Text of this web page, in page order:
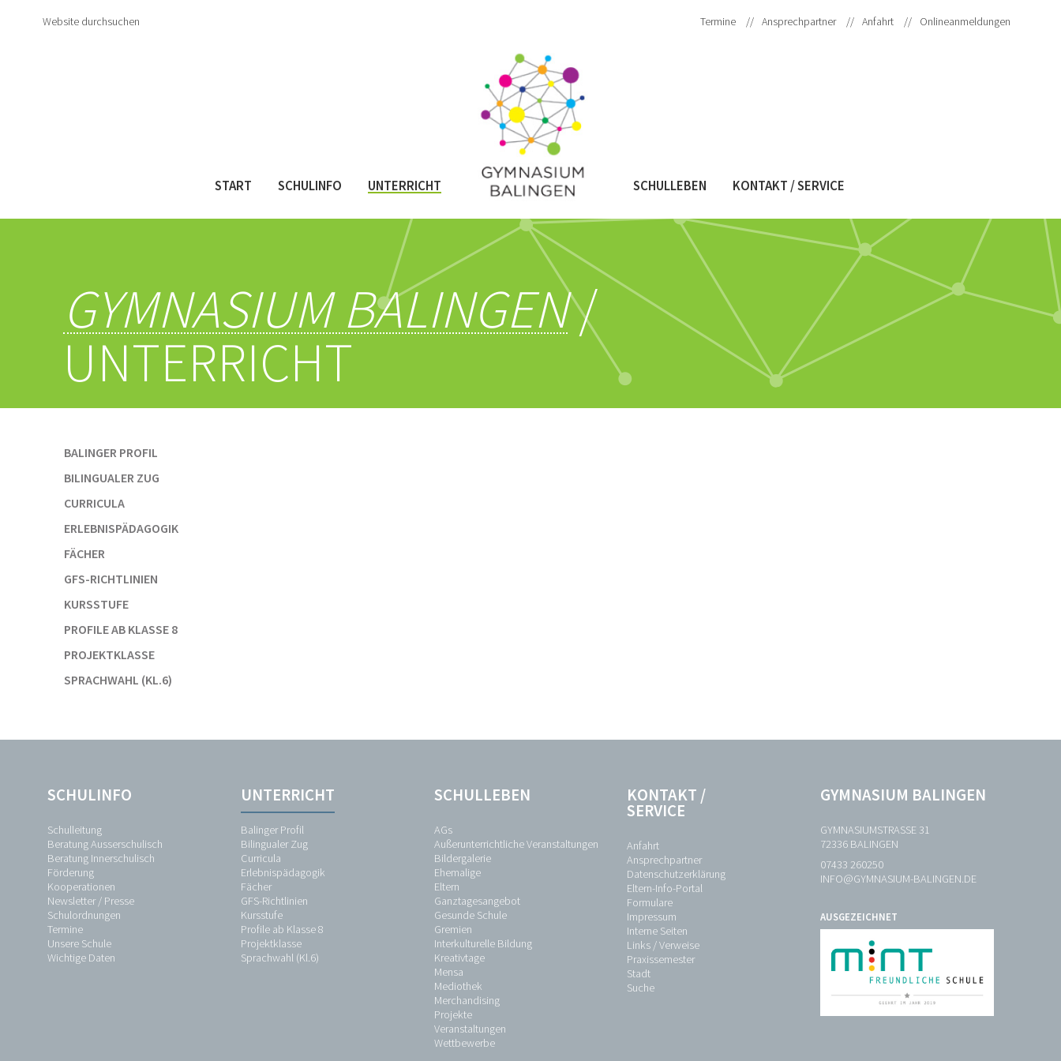
Website durchsuchen Termine Ansprechpartner Anfahrt Onlineanmeldungen
START SCHULINFO UNTERRICHT SCHULLEBEN KONTAKT / SERVICE
GYMNASIUM BALINGEN/
UNTERRICHT
Navigation
überspringen
BALINGER PROFIL
BILINGUALER ZUG
CURRICULA
ERLEBNISPÄDAGOGIK
FÄCHER
GFS-RICHTLINIEN
KURSSTUFE
PROFILE AB KLASSE 8
PROJEKTKLASSE
SPRACHWAHL (KL.6)
Navigation
überspringen
SCHULINFO
Schulleitung
Beratung
Ausserschulisch
Beratung
Innerschulisch
Förderung
Kooperationen
Newsletter
/
Presse
Navigation
überspringen
SCHULINFO
Schulleitung
Beratung Ausserschulisch
Beratung Innerschulisch
Förderung
Kooperationen
Newsletter / Presse
Schulordnungen
Termine
Unsere Schule
Wichtige Daten
UNTERRICHT
Balinger Profil
Bilingualer Zug
Curricula
Erlebnispädagogik
Fächer
GFS-Richtlinien
Kursstufe
Profile ab Klasse 8
Projektklasse
Sprachwahl (Kl.6)
SCHULLEBEN
AGs
Außerunterrichtliche Veranstaltungen
Bildergalerie
Ehemalige
Eltern
Ganztagesangebot
Gesunde Schule
Gremien
Interkulturelle Bildung
Kreativtage
Mensa
Mediothek
Merchandising
Projekte
Veranstaltungen
Wettbewerbe
KONTAKT /
SERVICE
Anfahrt
Ansprechpartner
Datenschutzerklärung
Eltern-Info-Portal
Formulare
Impressum
Interne Seiten
Links / Verweise
Praxissemester
Stadt
Suche
GYMNASIUM BALINGEN
GYMNASIUMSTRASSE 31
72336 BALINGEN
07433 260250
INFO@GYMNASIUM-BALINGEN.DE
AUSGEZEICHNET